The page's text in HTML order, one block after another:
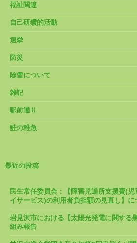
福祉関連
自己研鑽的活動
選挙
防災
除雪について
雑記
駅前通り
鮭の稚魚
最近の投稿
民生常任委員会：【障害児通所支援費(
イサービス)の利用者負担額の見直し】に
岩見沢市における【太陽光発電に関する
組み報告